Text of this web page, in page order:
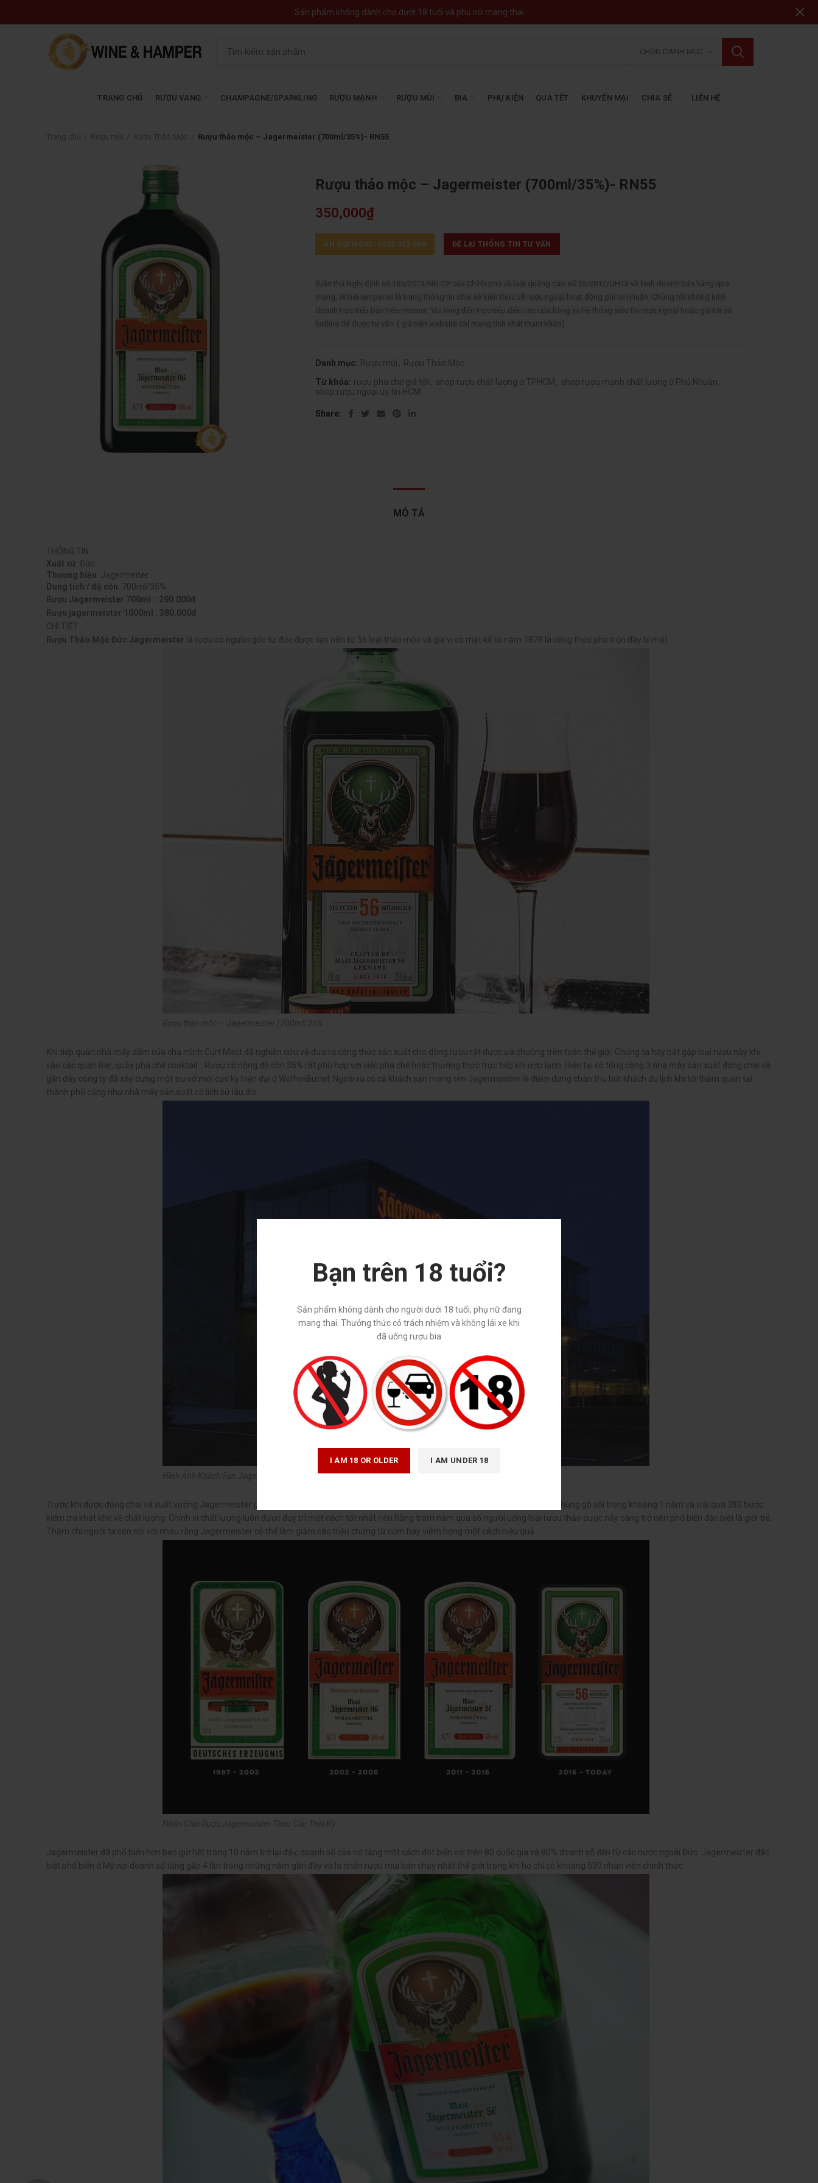
Bạn trên 18 tuổi?
Sản phẩm không dành cho người dưới 18 tuổi, phụ nữ đang
mang thai. Thưởng thức có trách nhiệm và không lái xe khi
đã uống rượu bia
I AM 18 OR OLDER I AM UNDER 18
CHỌN DANH MỤC
TRANG CHỦ RƯỢU VANG CHAMPAGNE/SPARKLING RƯỢU MẠNH RƯỢU MÙI BIA PHỤ KIỆN QUÀ TẾT KHUYẾN MẠI CHIA SẺ LIÊN HỆ
Rượu thảo mộc – Jagermeister (700ml/35%)- RN55
Rượu thảo mộc – Jagermeister (700ml/35%)- RN55
350,000₫
ẤN GỌI NGAY: 0935 922 668 ĐỂ LẠI THÔNG TIN TƯ VẤN
Tuân thủ Nghị định số 185/2013/NĐ-CP của Chính phủ và luật quảng cáo số 16/2012/QH13 về kinh doanh bán hàng qua
mạng. WineHamper.vn là trang thông tin chia sẻ kiến thức về rượu ngoại hoạt động phi lơi nhuận. Chúng tôi không kinh
doanh trực tiếp bán trên internet. Vui lòng đến trực tiếp đến các cửa hàng và hệ thống siêu thị rượu ngoại hoặc gọi tới số
hotline để được tư vấn. ( giá trên website chỉ mang tính chất tham khảo)
Danh mục: Rượu mùi , Rượu Thảo Mộc
Từ khóa: rượu pha chế giá tốt , shop rượu chất lượng ở TPHCM , shop rượu mạnh chất lượng ở Phú Nhuận ,
shop rượu ngoại uy tín HCM
Share
MÔ TẢ
THÔNG TIN
Xuất xứ: Đức
Thương hiệu: Jagermeiter
Dung tích / độ cồn: 700ml/35%
Rượu Jagermeister 700ml : 290.000đ
Rượu jagermeister 1000ml : 380.000đ
CHI TIẾT
Rượu Thảo Mộc Đức Jagermeister là rượu có nguồn gốc từ đức được tạo nên từ 56 loại thảo mộc và gia vị có mặt kể từ năm 1878 là công thức pha trộn đầy bí mật
Khi tiếp quản nhà máy dấm của cha mình Curt Mast đã nghiên cứu và đưa ra công thức sản xuất cho dòng rượu rất được ưa chuộng trên toàn thế giới. Chúng ta hay bắt gặp loại rượu này khi
vào các quán Bar, quầy pha chế cooktail… Rượu có nồng độ cồn 35% rất phù hợp với việc pha chế hoặc thưởng thức trực tiếp khi ướp lạnh. Hiện tại có tổng cộng 3 nhà máy sản xuất đóng chai và
gần đây công ty đã xây dựng một trụ sở mới cực kỳ hiện đại ở WolfenButtel. Ngoài ra có cả khách sạn mang tên Jagermeister là điểm dừng chân thu hút khách du lịch khi tới thăm quan tại
thành phố cũng như nhà máy sản xuất có lịch sử lâu đời
Hình Ảnh Khách Sạn Jagermeister Phục Vụ Khách Du Lịch
Trước khi được đóng chai và xuất xưởng Jagermeister phải trải qua quá trình sản xuất nghiêm ngặt, rượu chưng cất xong được ủ trong thùng gỗ sồi trong khoảng 1 năm và trải qua 383 bước
kiểm tra khắt khe về chất lượng. Chính vì chất lượng luôn được duy trì một cách tốt nhất nên hàng trăm năm qua số người uống loại rượu thảo dược này càng trở nên phổ biến đặc biệt là giới trẻ.
Thậm chí người ta còn nói với nhau rằng Jagermeister có thể làm giảm các triệu chứng từ cúm hay viêm họng một cách hiệu quả
Jagermeister đã phổ biến hơn bao giờ hết trong 10 năm trở lại đây, doanh số của nó tăng một cách đột biến với trên 80 quốc gia và 80% doanh số đến từ các nước ngoài Đức. Jagermeister đặc
biệt phổ biến ở Mỹ nơi doanh số tăng gấp 4 lần trong những năm gần đây và là nhãn rượu mùi bán chạy nhất thế giới trong khi họ chỉ có khoảng 530 nhân viên chính thức
Sản phẩm không dành cho dưới 18 tuổi và phụ nữ mang thai